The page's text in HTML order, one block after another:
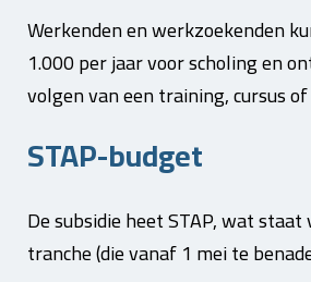
Werkenden en werkzoekenden
1.000 per jaar voor scholing en
volgen van een training, cursus
STAP-budget
De subsidie heet STAP, wat staat
tranche (die vanaf 1 mei te